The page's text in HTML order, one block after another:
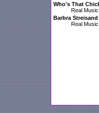
Who's That
Real Music
Barbra Streisand
Real Music